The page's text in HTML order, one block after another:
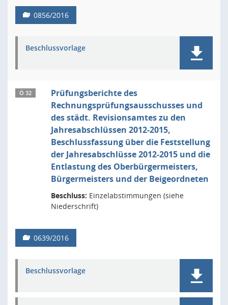
0856/2016
Beschlussvorlage
Ö 32
Prüfungsberichte des
Rechnungsprüfungsausschusses und
des städt. Revisionsamtes zu den
Jahresabschlüssen 2012-2015,
Beschlussfassung über die Feststellung
der Jahresabschlüsse 2012-2015 und die
Entlastung des Oberbürgermeisters,
Bürgermeisters und der Beigeordneten
Beschluss: Einzelabstimmungen (siehe
Niederschrift)
0639/2016
Beschlussvorlage